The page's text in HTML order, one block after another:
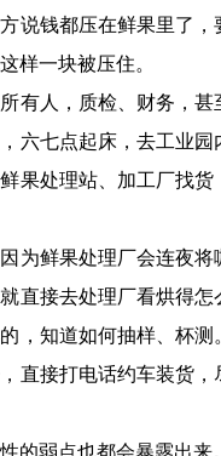
说钱都压在鲜果里了，
样一块被压住。
有人，质检、财务，甚
六七点起床，去工业园
果处理站、加工厂找货
为鲜果处理厂会连夜将
直接去处理厂看烘得怎
，知道如何抽样、杯测
直接打电话约车装货，
的弱点也都会暴露出来。